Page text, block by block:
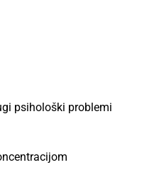
psihološki problemi